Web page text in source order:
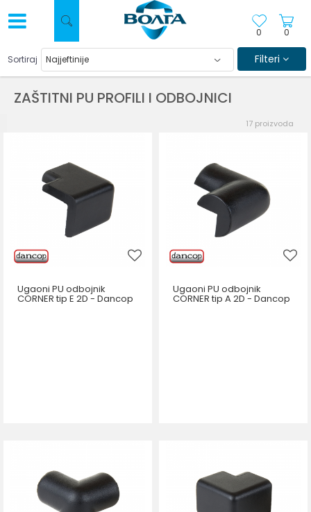
0
0
ZAŠTITNI PU PROFILI I ODBOJNICI
Sortiraj Filteri
17 proizvoda
Ugaoni PU odbojnik
CORNER tip E 2D - Dancop
Ugaoni PU odbojnik
CORNER tip A 2D - Dancop